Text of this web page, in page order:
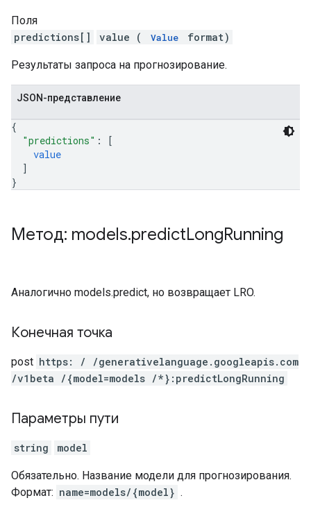
Поля
predictions[]
value ( Value format)
Результаты запроса на прогнозирование.
JSON-представление
{
"predictions" :
[
value
]
}
Метод: models.predictLongRunning
Аналогично models.predict, но возвращает LRO.
Конечная точка
post https: / /generativelanguage.googleapis.com
/v1beta /{model=models /*}:predictLongRunning
Параметры пути
string model
Обязательно. Название модели для прогнозирования.
Формат: name=models/{model} .